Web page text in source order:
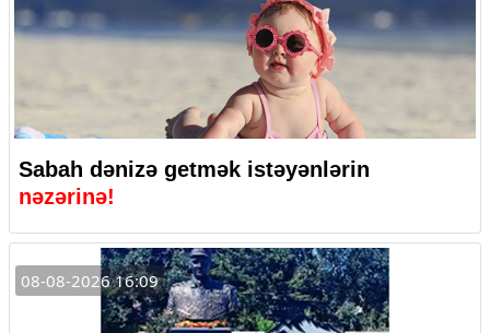
Sabah dənizə getmək istəyənlərin
nəzərinə!
08-08-2026 16:09